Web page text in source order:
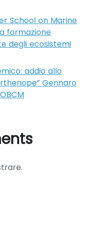
School on Marine
formazione
degli ecosistemi
addio allo
Gennaro